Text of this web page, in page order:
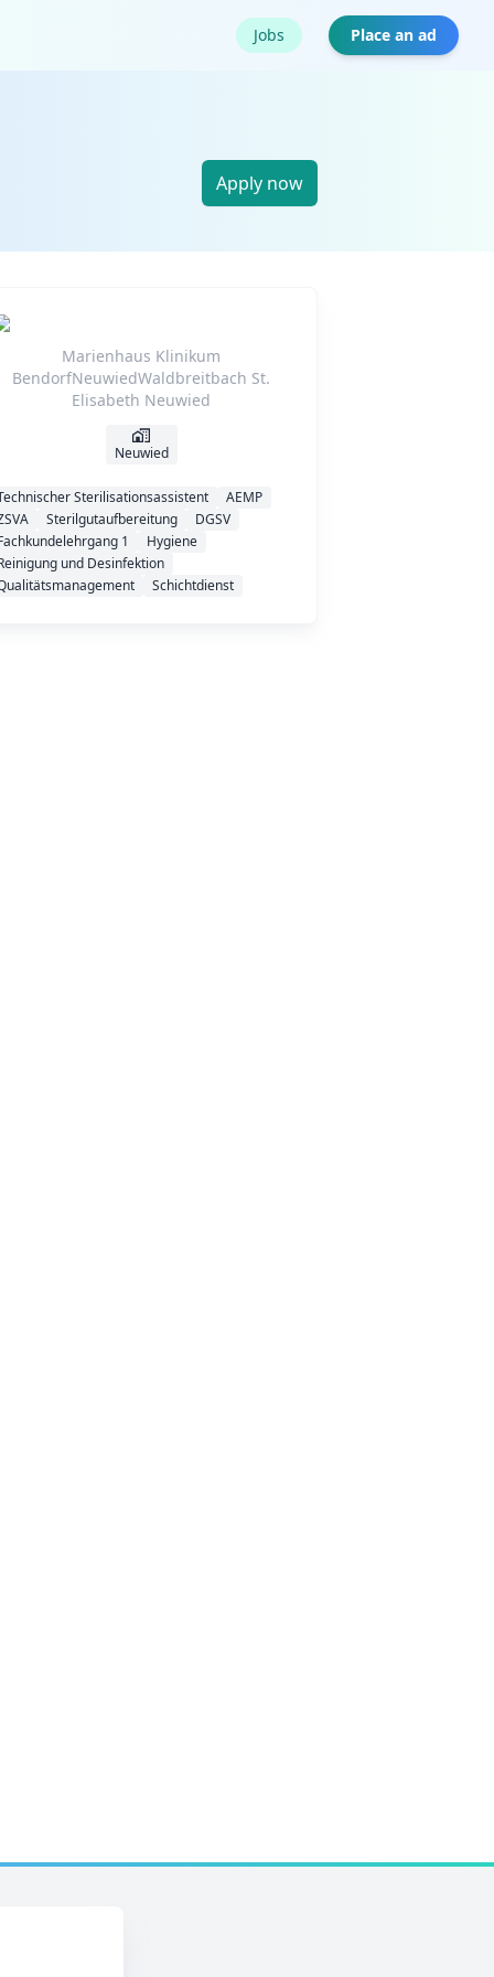
Jobs Place an ad
Apply now
Marienhaus Klinikum
BendorfNeuwiedWaldbreitbach St.
Elisabeth Neuwied
Neuwied
Sterilisationsassistent
AEMP
Sterilgutaufbereitung
DGSV
1
Hygiene
und Desinfektion
Schichtdienst